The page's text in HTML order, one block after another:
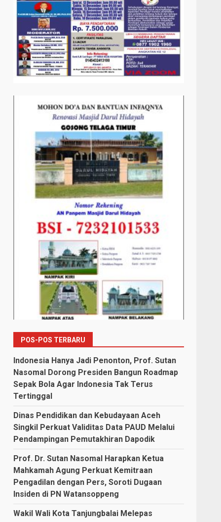
POS-POS TERBARU
Indonesia Hanya Jadi Penonton, Prof. Sutan
Nasomal Dorong Presiden Bangun Roadmap
Sepak Bola Agar Indonesia Tak Terus
Tertinggal
Dinas Pendidikan dan Kebudayaan Aceh
Singkil Perkuat Validitas Data PAUD Melalui
Pendampingan Pemutakhiran Dapodik
Prof. Dr. Sutan Nasomal Harapkan Ketua
Mahkamah Agung Perkuat Kemitraan
Pengadilan dengan Pers, Soroti Dugaan
Insiden di PN Watansoppeng
Wakil Wali Kota Tanjungbalai Melepas